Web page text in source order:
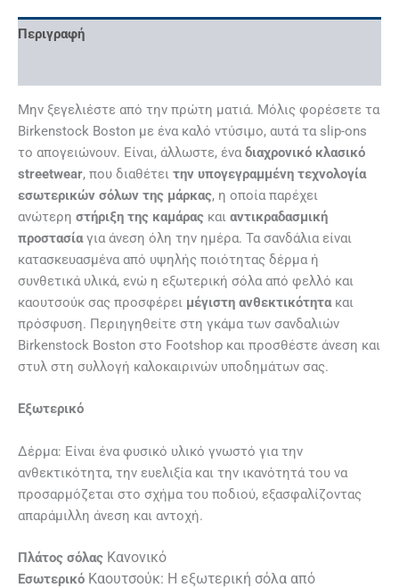
Περιγραφή
Μην ξεγελιέστε από την πρώτη ματιά. Μόλις φορέσετε τα
Birkenstock Boston με ένα καλό ντύσιμο, αυτά τα slip-ons
το απογειώνουν. Είναι, άλλωστε, έναδιαχρονικό κλασικό
streetwear, που διαθέτει την υπογεγραμμένη τεχνολογία
εσωτερικών σόλων της μάρκας, η οποία παρέχει
ανώτερη στήριξη της καμάρας και αντικραδασμική
προστασίαγια άνεση όλη την ημέρα. Τα σανδάλια είναι
κατασκευασμένα από υψηλής ποιότητας δέρμα ή
συνθετικά υλικά, ενώ η εξωτερική σόλα από φελλό και
καουτσούκ σας προσφέρει μέγιστη ανθεκτικότητακαι
πρόσφυση. Περιηγηθείτε στη γκάμα των σανδαλιών
Birkenstock Boston στο Footshop και προσθέστε άνεση και
στυλ στη συλλογή καλοκαιρινών υποδημάτων σας.
Εξωτερικό
Δέρμα: Είναι ένα φυσικό υλικό γνωστό για την
ανθεκτικότητα, την ευελιξία και την ικανότητά του να
προσαρμόζεται στο σχήμα του ποδιού, εξασφαλίζοντας
απαράμιλλη άνεση και αντοχή.
Πλάτος σόλας Κανονικό
Εσωτερικό Καουτσούκ: Η εξωτερική σόλα από